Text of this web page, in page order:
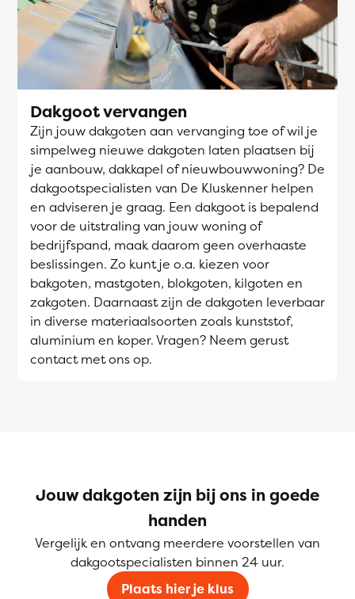
Dakgoot vervangen
Zijn jouw dakgoten aan vervanging toe of wil je
simpelweg nieuwe dakgoten laten plaatsen bij
je aanbouw, dakkapel of nieuwbouwwoning? De
dakgootspecialisten van De Kluskenner helpen
en adviseren je graag. Een dakgoot is bepalend
voor de uitstraling van jouw woning of
bedrijfspand, maak daarom geen overhaaste
beslissingen. Zo kunt je o.a. kiezen voor
bakgoten, mastgoten, blokgoten, kilgoten en
zakgoten. Daarnaast zijn de dakgoten leverbaar
in diverse materiaalsoorten zoals kunststof,
aluminium en koper. Vragen? Neem gerust
contact met ons op.
Jouw dakgoten zijn bij ons in goede
handen
Vergelijk en ontvang meerdere voorstellen van
dakgootspecialisten binnen 24 uur.
Plaats hier je klus